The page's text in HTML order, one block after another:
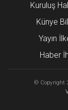
Kuruluş
Künye
Yayın
Haber
© Copyright